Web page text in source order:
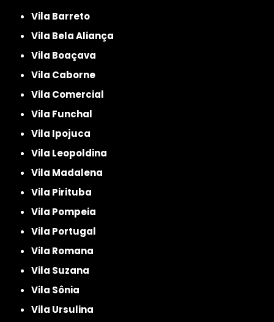
Vila Barreto
Vila Bela Aliança
Vila Boaçava
Vila Caborne
Vila Comercial
Vila Funchal
Vila Ipojuca
Vila Leopoldina
Vila Madalena
Vila Pirituba
Vila Pompeia
Vila Portugal
Vila Romana
Vila Suzana
Vila Sônia
Vila Ursulina